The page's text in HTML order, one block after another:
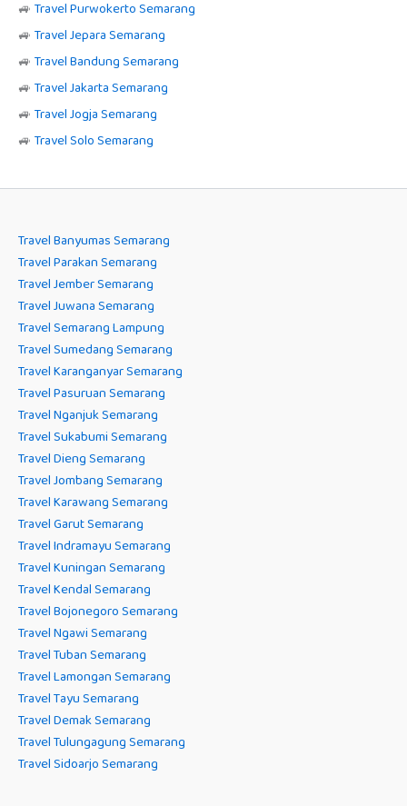
🚙 Travel Purwokerto Semarang
🚙 Travel Jepara Semarang
🚙 Travel Bandung Semarang
🚙 Travel Jakarta Semarang
🚙 Travel Jogja Semarang
🚙 Travel Solo Semarang
Travel Banyumas Semarang
Travel Parakan Semarang
Travel Jember Semarang
Travel Juwana Semarang
Travel Semarang Lampung
Travel Sumedang Semarang
Travel Karanganyar Semarang
Travel Pasuruan Semarang
Travel Nganjuk Semarang
Travel Sukabumi Semarang
Travel Dieng Semarang
Travel Jombang Semarang
Travel Karawang Semarang
Travel Garut Semarang
Travel Indramayu Semarang
Travel Kuningan Semarang
Travel Kendal Semarang
Travel Bojonegoro Semarang
Travel Ngawi Semarang
Travel Tuban Semarang
Travel Lamongan Semarang
Travel Tayu Semarang
Travel Demak Semarang
Travel Tulungagung Semarang
Travel Sidoarjo Semarang